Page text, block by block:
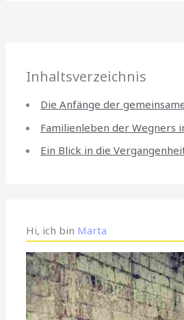
Inhaltsverzeichnis
Die Anfänge der
Familienleben der Wegners
Ein Blick in die
Hi, ich bin Marta